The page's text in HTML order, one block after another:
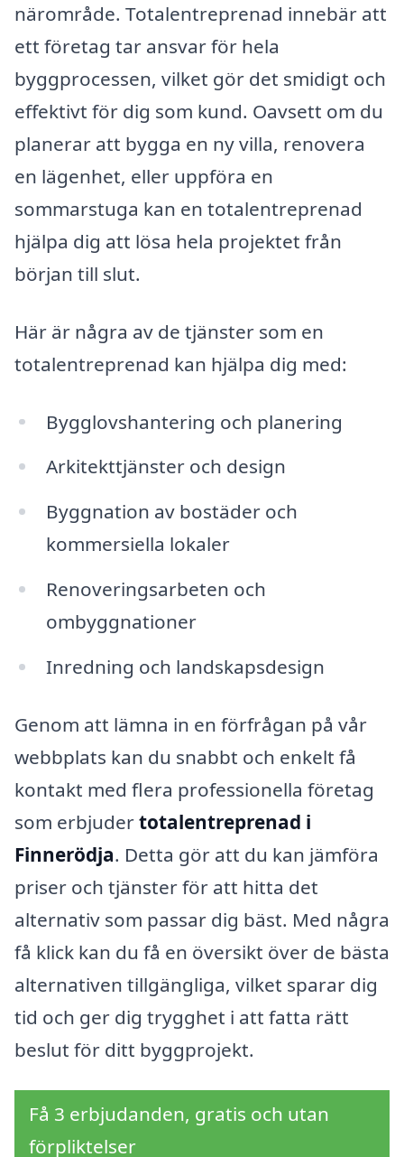
närområde. Totalentreprenad innebär att
ett företag tar ansvar för hela
byggprocessen, vilket gör det smidigt och
effektivt för dig som kund. Oavsett om du
planerar att bygga en ny villa, renovera
en lägenhet, eller uppföra en
sommarstuga kan en totalentreprenad
hjälpa dig att lösa hela projektet från
början till slut.
Här är några av de tjänster som en
totalentreprenad kan hjälpa dig med:
Bygglovshantering och planering
Arkitekttjänster och design
Byggnation av bostäder och
kommersiella lokaler
Renoveringsarbeten och
ombyggnationer
Inredning och landskapsdesign
Genom att lämna in en förfrågan på vår
webbplats kan du snabbt och enkelt få
kontakt med flera professionella företag
som erbjudertotalentreprenad i
Finnerödja. Detta gör att du kan jämföra
priser och tjänster för att hitta det
alternativ som passar dig bäst. Med några
få klick kan du få en översikt över de bästa
alternativen tillgängliga, vilket sparar dig
tid och ger dig trygghet i att fatta rätt
beslut för ditt byggprojekt.
Få 3 erbjudanden, gratis och utan
förpliktelser